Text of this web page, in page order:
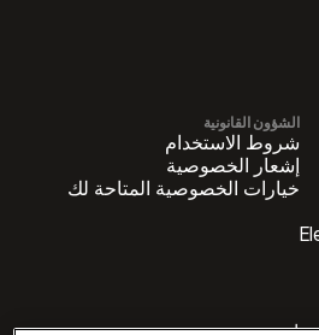
الشؤون القانونية
شروط الاستخدام
إشعار الخصوصية
خيارات الخصوصية المتاحة لك